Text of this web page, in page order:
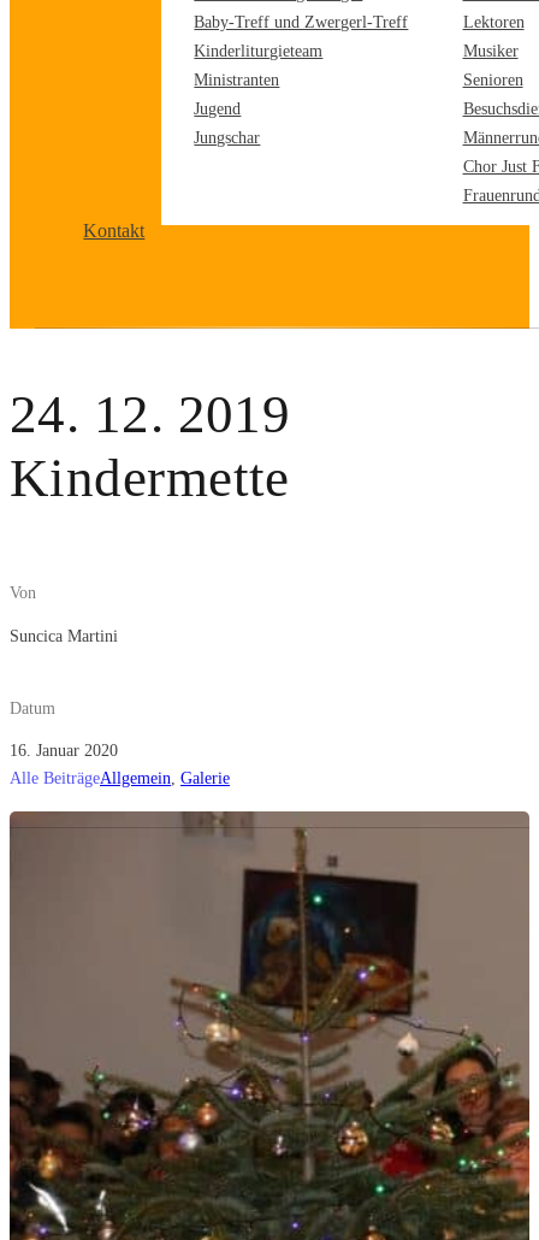
Baby-Treff und Zwergerl-Treff
Kinderliturgieteam
Ministranten
Jugend
Jungschar
Lektoren
Musiker
Senioren
Chor Just
Kontakt
24. 12. 2019
Kindermette
Von
Suncica Martini
Datum
16. Januar 2020
Alle BeiträgeAllgemein Galerie